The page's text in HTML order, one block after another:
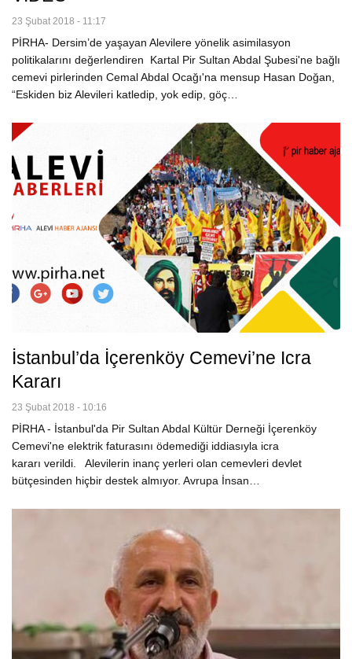
23 Şubat 2018 - 11:17
PİRHA- Dersim’de yaşayan Alevilere yönelik asimilasyon
politikalarını değerlendiren Kartal Pir Sultan Abdal Şubesi'ne bağlı
cemevi pirlerinden Cemal Abdal Ocağı'na mensup Hasan Doğan,
“Eskiden biz Alevileri katledip, yok edip, göç…
İstanbul’da İçerenköy Cemevi’ne Icra
Kararı
23 Şubat 2018 - 10:16
PİRHA - İstanbul'da Pir Sultan Abdal Kültür Derneği İçerenköy
Cemevi'ne elektrik faturasını ödemediği iddiasıyla icra
kararı verildi. Alevilerin inanç yerleri olan cemevleri devlet
bütçesinden hiçbir destek almıyor. Avrupa İnsan…